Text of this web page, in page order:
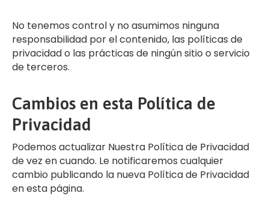
No tenemos control y no asumimos ninguna
responsabilidad por el contenido, las políticas de
privacidad o las prácticas de ningún sitio o servicio
de terceros.
Cambios en esta Política de
Privacidad
Podemos actualizar Nuestra Política de Privacidad
de vez en cuando. Le notificaremos cualquier
cambio publicando la nueva Política de Privacidad
en esta página.